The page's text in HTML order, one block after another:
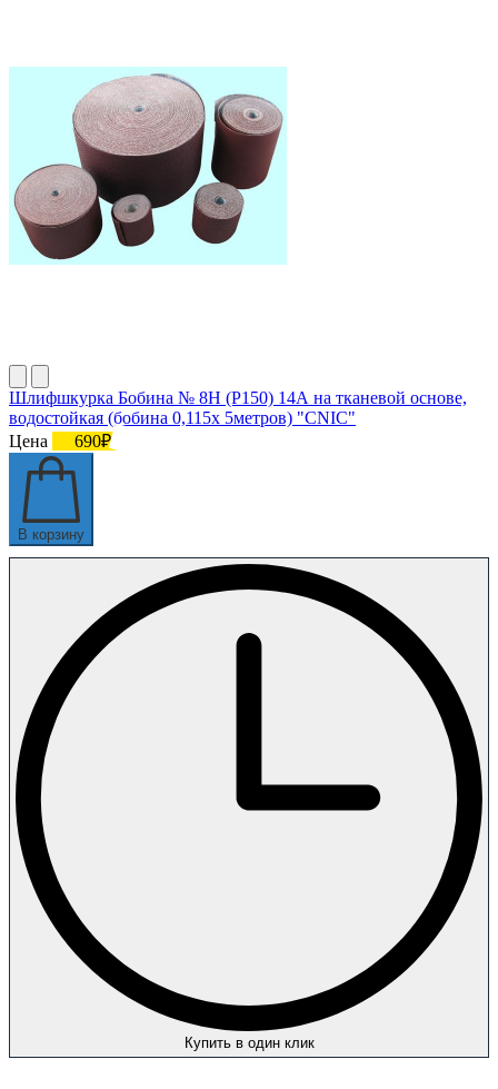
Шлифшкурка Бобина № 8Н (P150) 14А на тканевой основе,
водостойкая (бобина 0,115х 5метров) "CNIC"
Цена
690₽
В корзину
Купить в один клик